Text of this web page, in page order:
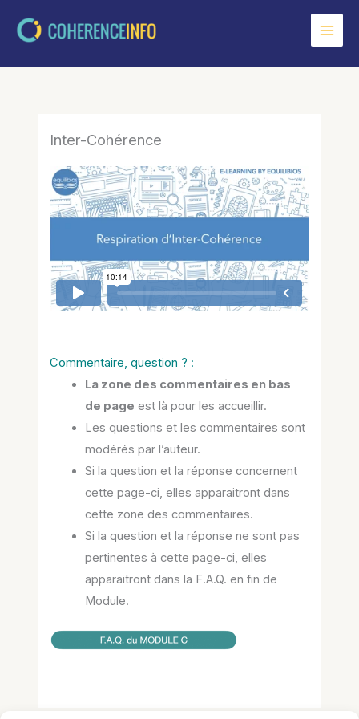
Inter-Cohérence
Commentaire, question ? :
La zone des commentaires en bas
de page est là pour les accueillir.
Les questions et les commentaires sont
modérés par l’auteur.
Si la question et la réponse concernent
cette page-ci, elles apparaitront dans
cette zone des commentaires.
Si la question et la réponse ne sont pas
pertinentes à cette page-ci, elles
apparaitront dans la F.A.Q. en fin de
Module.